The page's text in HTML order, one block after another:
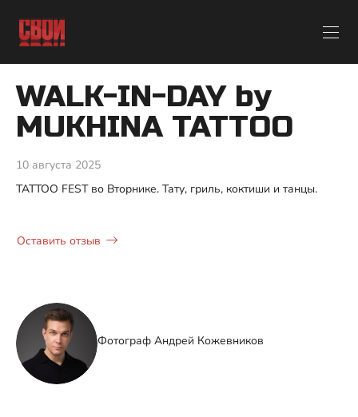
WALK-IN-DAY by
MUKHINA TATTOO
10 августа 2025
TATTOO FEST во Вторнике. Тату, гриль, коктиши и танцы.
Оставить отзыв
Фотограф Андрей Кожевников